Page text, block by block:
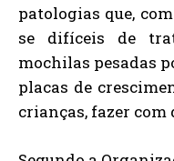
patologias que,
se difíceis de
mochilas pesadas
placas de
crianças, fazer com